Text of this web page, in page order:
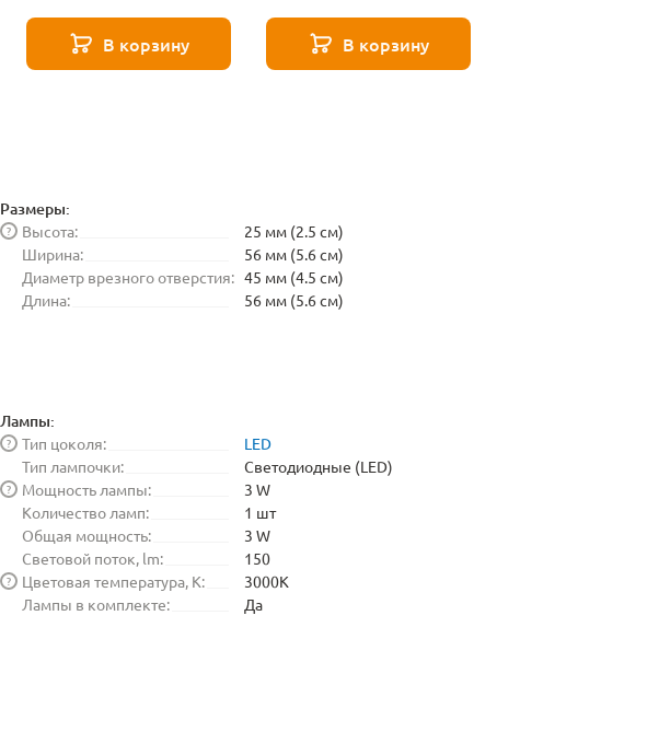
В корзину В корзину
Размеры:
Высота:
?
25 мм (2.5 см)
Ширина:
56 мм (5.6 см)
Диаметр врезного отверстия: 45 мм (4.5 см)
Длина:
56 мм (5.6 см)
Лампы:
Тип цоколя:
?
LED
Тип лампочки:
Светодиодные (LED)
Мощность лампы:
?
3 W
Количество ламп:
1 шт
Общая мощность:
3 W
Световой поток, lm:
150
Цветовая температура, K:
?
3000K
Лампы в комплекте:
Да